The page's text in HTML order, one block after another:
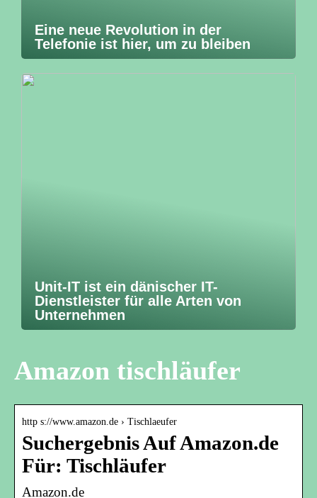
Eine neue Revolution in der
Telefonie ist hier, um zu bleiben
Unit-IT ist ein dänischer IT-
Dienstleister für alle Arten von
Unternehmen
Amazon tischläufer
http s://www.amazon.de › Tischlaeufer
Suchergebnis Auf Amazon.de
Für: Tischläufer
Amazon.de